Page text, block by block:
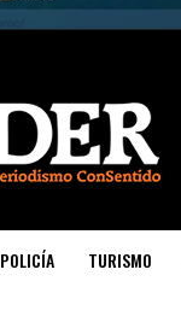
POLICÍA TURISMO